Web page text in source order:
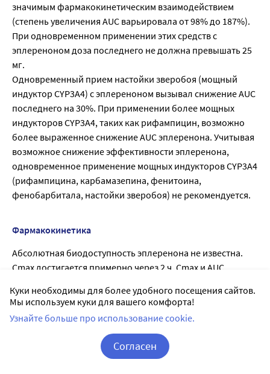
значимым фармакокинетическим взаимодействием
(степень увеличения AUC варьировала от 98% до 187%).
При одновременном применении этих средств с
эплереноном доза последнего не должна превышать 25
мг.
Одновременный прием настойки зверобоя (мощный
индуктор CYP3A4) с эплереноном вызывал снижение AUC
последнего на 30%. При применении более мощных
индукторов CYP3A4, таких как рифампицин, возможно
более выраженное снижение AUC эплеренона. Учитывая
возможное снижение эффективности эплеренона,
одновременное применение мощных индукторов CYP3A4
(рифампицина, карбамазепина, фенитоина,
фенобарбитала, настойки зверобоя) не рекомендуется.
Фармакокинетика
Абсолютная биодоступность эплеренона не известна.
Cmax достигается примерно через 2 ч. Cmax и AUC
нелинейно - в дозе более 100 мг. Равновесное состояние
достигается в течение 2 дней. Прием пищи не влияет на
абсорбцию.
Эплеренон примерно на 50% связывается с белками
плазмы крови, преимущественно с кислыми альфа1-
Куки необходимы для более удобного посещения сайтов.
Мы используем куки для вашего комфорта!
Узнайте больше про использование cookie.
Согласен